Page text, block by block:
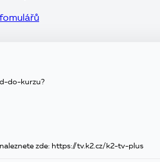
do-kurzu?
zde: https://tv.k2.cz/k2-tv-plus